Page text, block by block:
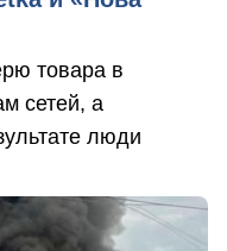
товара в
сетей, а
люди